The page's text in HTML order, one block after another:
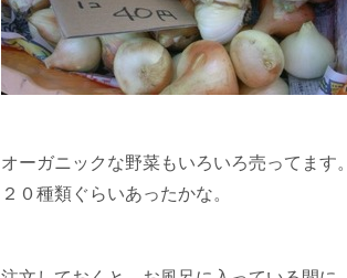
オーガニックな野菜もいろいろ売ってます。
２０種類ぐらいあったかな。